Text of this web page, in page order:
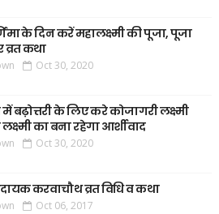
के दिन करें महालक्ष्मी की पूजा, पूजा
व्रत कथा
Oct 30, 2020
बढ़ोत्तरी के लिए करे कोजागरी लक्ष्मी
का बना रहेगा आर्शीवाद
Oct 30, 2020
करवाचौथ व्रत विधि व कथा
Oct 06, 2017